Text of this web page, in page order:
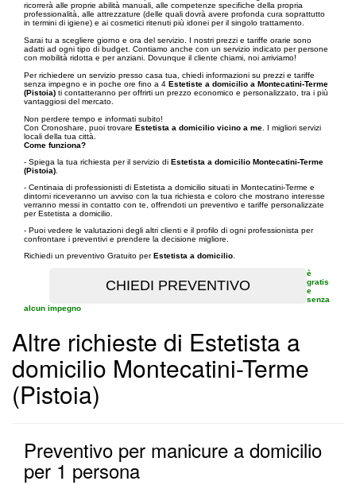
ricorrerà alle proprie abilità manuali, alle competenze specifiche della propria
professionalità, alle attrezzature (delle quali dovrà avere profonda cura soprattutto
in termini di igiene) e ai cosmetici ritenuti più idonei per il singolo trattamento.
Sarai tu a scegliere giorno e ora del servizio. I nostri prezzi e tariffe orarie sono
adatti ad ogni tipo di budget. Contiamo anche con un servizio indicato per persone
con mobilità ridotta e per anziani. Dovunque il cliente chiami, noi arriviamo!
Per richiedere un servizio presso casa tua, chiedi informazioni su prezzi e tariffe
senza impegno e in poche ore fino a 4 Estetiste a domicilio a Montecatini-Terme
(Pistoia) ti contatteranno per offrirti un prezzo economico e personalizzato, tra i più
vantaggiosi del mercato.
Non perdere tempo e informati subito!
Con Cronoshare, puoi trovare Estetista a domicilio vicino a me . I migliori servizi
locali della tua città.
Come funziona?
- Spiega la tua richiesta per il servizio di Estetista a domicilio Montecatini-Terme
(Pistoia)
- Centinaia di professionisti di Estetista a domicilio situati in Montecatini-Terme e
dintorni riceveranno un avviso con la tua richiesta e coloro che mostrano interesse
verranno messi in contatto con te, offrendoti un preventivo e tariffe personalizzate
per Estetista a domicilio.
- Puoi vedere le valutazioni degli altri clienti e il profilo di ogni professionista per
confrontare i preventivi e prendere la decisione migliore.
Richiedi un preventivo Gratuito perEstetista a domicilio
è
gratis
e
senza
alcun impegno
Altre richieste di Estetista a
domicilio Montecatini-Terme
(Pistoia)
Preventivo per manicure a domicilio
per 1 persona